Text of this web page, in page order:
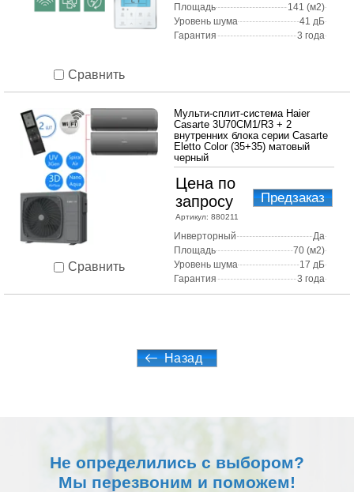
Сравнить
Площадь
141 (м2)
Уровень шума
41 дБ
Гарантия
3 года
Сравнить
Мульти-сплит-система Haier
Casarte 3U70CM1/R3 + 2
внутренних блока серии Casarte
Eletto Color (35+35) матовый
черный
Цена по
запросу
Артикул: 880211
Предзаказ
Инверторный
Да
Площадь
70 (м2)
Уровень шума
17 дБ
Гарантия
3 года
Назад
Не определились с выбором?
Мы перезвоним и поможем!